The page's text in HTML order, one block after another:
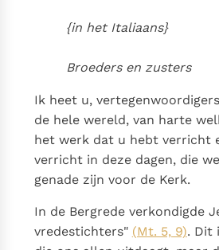
Gods Koninkrijk groeit stilletjes
heiligheid
Het Vaticaan publiceert een
van het Romeins martyrologium
Vaticaanse financiële waakhond
Paus spreekt het
Paus Leo XIV in Pavia: "De stad is
Paus in Pavia: St. Augustinus
"naar het innerlijk" toe te keren.
{in het Italiaans}
Broeders en zusters
Ik heet u,
de hele wereld, van harte
het werk dat u hebt verricht
verricht in deze dagen, die
genade zijn voor de Kerk.
In de Bergrede verkondigde
vredestichters" (Mt. 5, 9). Dit